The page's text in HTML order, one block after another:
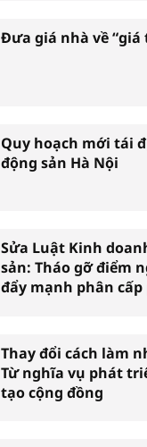
Đưa giá nhà về
Quy hoạch mới tái
động sản Hà Nội
Sửa Luật Kinh
sản: Tháo gỡ điểm
đẩy mạnh phân
Thay đổi cách làm
Từ nghĩa vụ phát
tạo cộng đồng